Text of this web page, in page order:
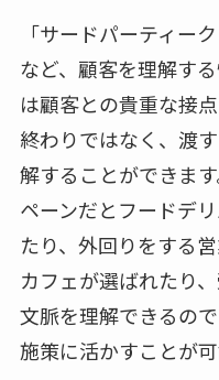
「サードパーティー
など、顧客を理解す
は顧客との貴重な接
終わりではなく、渡
解することができま
ペーンだとフードデ
たり、外回りをする
カフェが選ばれたり
文脈を理解できるの
施策に活かすことが